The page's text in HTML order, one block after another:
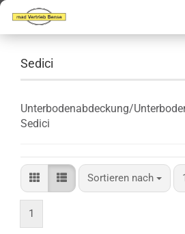
Sedici
Unterbodenabdeckung/
Sedici
Sortieren nach
Sortieren nach
1